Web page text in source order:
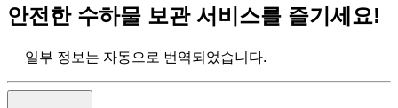
안전한 수하물 보관 서비스를 즐기세요!
일부 정보는 자동으로 번역되었습니다.